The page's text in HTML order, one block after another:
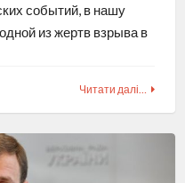
событий, в нашу
из жертв взрыва в
Читати далі…